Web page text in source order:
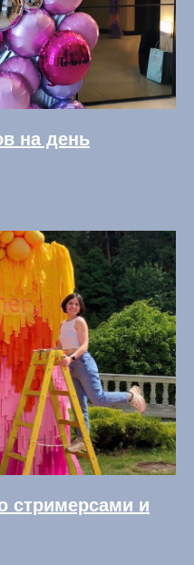
на день
стримерсами и